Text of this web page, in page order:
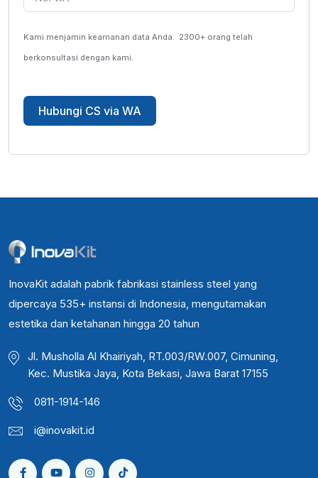
Kami menjamin keamanan data Anda. 2300+ orang telah
berkonsultasi dengan kami.
Hubungi CS via WA
InovaKit adalah pabrik fabrikasi stainless steel yang
dipercaya 535+ instansi di Indonesia, mengutamakan
estetika dan ketahanan hingga 20 tahun
Jl. Musholla Al Khairiyah, RT.003/RW.007, Cimuning,
Kec. Mustika Jaya, Kota Bekasi, Jawa Barat 17155
0811-1914-146
i@inovakit.id